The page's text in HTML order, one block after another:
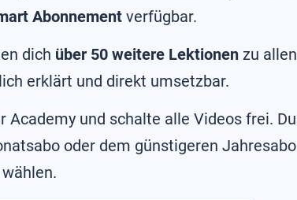
Abonnementverfügbar.
dich über 50 weitere Lektionen zu allen
erklärt und direkt umsetzbar.
Academy und schalte alle Videos frei. Du
oder dem günstigeren Jahresabo
wählen.